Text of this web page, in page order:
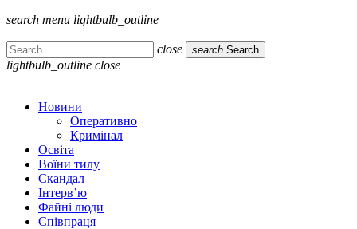
search menu lightbulb_outline
close search Search
lightbulb_outline close
Новини
Оперативно
Кримінал
Освіта
Воїни тилу
Скандал
Інтерв’ю
Файні люди
Співпраця